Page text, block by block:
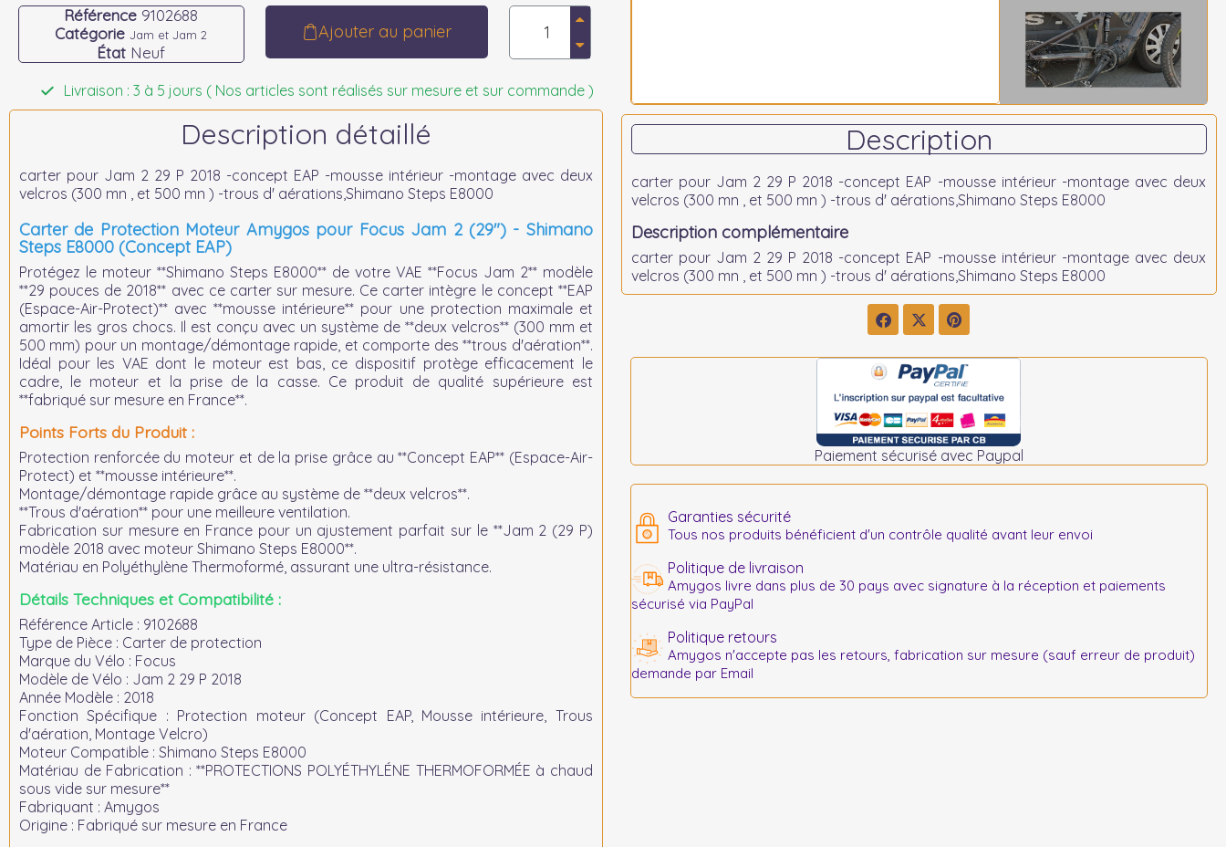
Référence 9102688
Catégorie Jam et Jam 2
État Neuf
Ajouter au panier
Livraison : 3 à 5 jours ( Nos articles sont réalisés sur mesure et sur commande )
Description détaillé
carter pour Jam 2 29 P 2018 -concept EAP -mousse intérieur -montage avec deux
velcros (300 mn , et 500 mn ) -trous d' aérations,Shimano Steps E8000
Carter de Protection Moteur Amygos pour Focus Jam 2 (29") - Shimano
Steps E8000 (Concept EAP)
Protégez le moteur **Shimano Steps E8000** de votre VAE **Focus Jam 2** modèle
**29 pouces de 2018** avec ce carter sur mesure. Ce carter intègre le concept **EAP
(Espace-Air-Protect)** avec **mousse intérieure** pour une protection maximale et
amortir les gros chocs. Il est conçu avec un système de **deux velcros** (300 mm et
500 mm) pour un montage/démontage rapide, et comporte des **trous d'aération**.
Idéal pour les VAE dont le moteur est bas, ce dispositif protège efficacement le
cadre, le moteur et la prise de la casse. Ce produit de qualité supérieure est
**fabriqué sur mesure en France**.
Points Forts du Produit :
Protection renforcée du moteur et de la prise grâce au **Concept EAP** (Espace-Air-
Protect) et **mousse intérieure**.
Montage/démontage rapide grâce au système de **deux velcros**.
**Trous d'aération** pour une meilleure ventilation.
Fabrication sur mesure en France pour un ajustement parfait sur le **Jam 2 (29 P)
modèle 2018 avec moteur Shimano Steps E8000**.
Matériau en Polyéthylène Thermoformé, assurant une ultra-résistance.
Détails Techniques et Compatibilité :
Référence Article : 9102688
Type de Pièce : Carter de protection
Marque du Vélo : Focus
Modèle de Vélo : Jam 2 29 P 2018
Année Modèle : 2018
Fonction Spécifique : Protection moteur (Concept EAP, Mousse intérieure, Trous
d'aération, Montage Velcro)
Moteur Compatible : Shimano Steps E8000
Matériau de Fabrication : **PROTECTIONS POLYÉTHYLÉNE THERMOFORMÉE à chaud
sous vide sur mesure**
Fabriquant : Amygos
Origine : Fabriqué sur mesure en France
Description
carter pour Jam 2 29 P 2018 -concept EAP -mousse intérieur -montage avec deux
velcros (300 mn , et 500 mn ) -trous d' aérations,Shimano Steps E8000
Description complémentaire
carter pour Jam 2 29 P 2018 -concept EAP -mousse intérieur -montage avec deux
velcros (300 mn , et 500 mn ) -trous d' aérations,Shimano Steps E8000
Paiement sécurisé avec Paypal
Garanties sécurité
Tous nos produits bénéficient d'un contrôle qualité avant leur envoi
Politique de livraison
Amygos livre dans plus de 30 pays avec signature à la réception et paiements
sécurisé via PayPal
Politique retours
Amygos n'accepte pas les retours, fabrication sur mesure (sauf erreur de produit)
demande par Email